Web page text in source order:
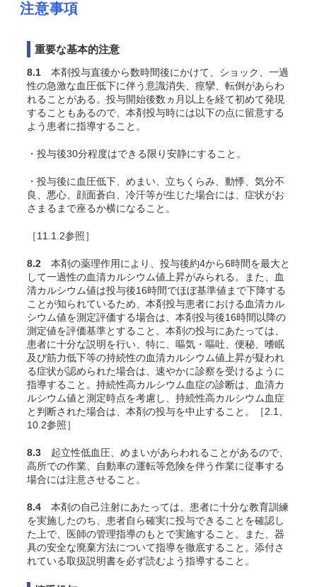
注意事項
重要な基本的注意
8.1 本剤投与直後から数時間後にかけて、ショック、一過
性の急激な血圧低下に伴う意識消失、痙攣、転倒があらわ
れることがある。投与開始後数ヵ月以上を経て初めて発現
することもあるので、本剤投与時には以下の点に留意する
よう患者に指導すること。
・投与後30分程度はできる限り安静にすること。
・投与後に血圧低下、めまい、立ちくらみ、動悸、気分不
良、悪心、顔面蒼白、冷汗等が生じた場合には、症状がお
さまるまで座るか横になること。
［11.1.2参照］
8.2 本剤の薬理作用により、投与後約4から6時間を最大と
して一過性の血清カルシウム値上昇がみられる。また、血
清カルシウム値は投与後16時間でほぼ基準値まで下降する
ことが知られているため、本剤投与患者における血清カル
シウム値を測定評価する場合は、本剤投与後16時間以降の
測定値を評価基準とすること。本剤の投与にあたっては、
患者に十分な説明を行い、特に、嘔気・嘔吐、便秘、嗜眠
及び筋力低下等の持続性の血清カルシウム値上昇が疑われ
る症状が認められた場合は、速やかに診察を受けるように
指導すること。持続性高カルシウム血症の診断は、血清カ
ルシウム値と測定時点を考慮し、持続性高カルシウム血症
と判断された場合は、本剤の投与を中止すること。［2.1、
10.2参照］
8.3 起立性低血圧、めまいがあらわれることがあるので、
高所での作業、自動車の運転等危険を伴う作業に従事する
場合には注意させること。
8.4 本剤の自己注射にあたっては、患者に十分な教育訓練
を実施したのち、患者自ら確実に投与できることを確認し
た上で、医師の管理指導のもとで実施すること。また、器
具の安全な廃棄方法について指導を徹底すること。添付さ
れている取扱説明書を必ず読むよう指導すること。